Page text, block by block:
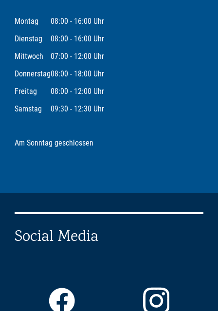
Montag
08:00 - 16:00 Uhr
Dienstag
08:00 - 16:00 Uhr
Mittwoch
07:00 - 12:00 Uhr
Donnerstag08:00 - 18:00 Uhr
Freitag
08:00 - 12:00 Uhr
Samstag
09:30 - 12:30 Uhr
Am Sonntag geschlossen
Social Media